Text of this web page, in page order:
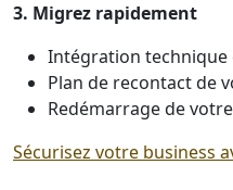
3. Migrez rapidement
Intégration technique
Plan de recontact de
Redémarrage de
Sécurisez votre business